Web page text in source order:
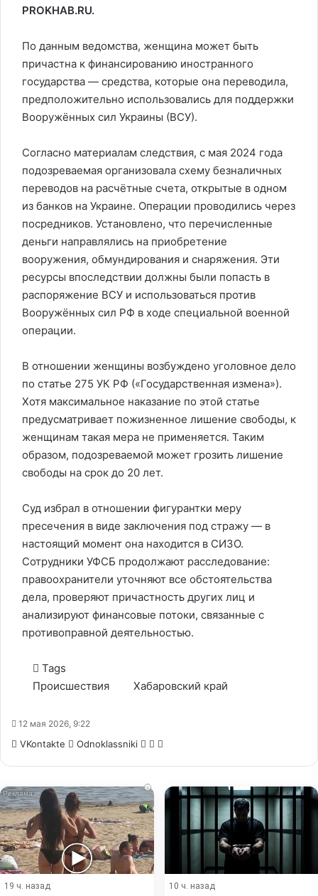
PROKHAB.RU.
По данным ведомства, женщина может быть
причастна к финансированию иностранного
государства — средства, которые она переводила,
предположительно использовались для поддержки
Вооружённых сил Украины (ВСУ).
Согласно материалам следствия, с мая 2024 года
подозреваемая организовала схему безналичных
переводов на расчётные счета, открытые в одном
из банков на Украине. Операции проводились через
посредников. Установлено, что перечисленные
деньги направлялись на приобретение
вооружения, обмундирования и снаряжения. Эти
ресурсы впоследствии должны были попасть в
распоряжение ВСУ и использоваться против
Вооружённых сил РФ в ходе специальной военной
операции.
В отношении женщины возбуждено уголовное дело
по статье 275 УК РФ («Государственная измена»).
Хотя максимальное наказание по этой статье
предусматривает пожизненное лишение свободы, к
женщинам такая мера не применяется. Таким
образом, подозреваемой может грозить лишение
свободы на срок до 20 лет.
Суд избрал в отношении фигурантки меру
пресечения в виде заключения под стражу — в
настоящий момент она находится в СИЗО.
Сотрудники УФСБ продолжают расследование:
правоохранители уточняют все обстоятельства
дела, проверяют причастность других лиц и
анализируют финансовые потоки, связанные с
противоправной деятельностью.
Tags
Происшествия
Хабаровский край
12 мая 2026, 9:22
VKontakte Odnoklassniki WhatsApp
Telegram
i
19 ч. назад
10 ч. назад